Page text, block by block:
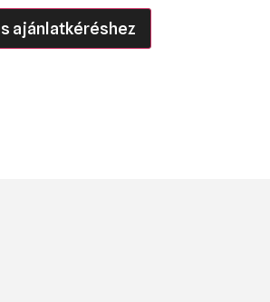
ajánlatkéréshez